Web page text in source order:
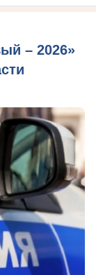
– 2026»